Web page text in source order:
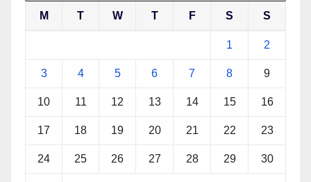
M T W T F S S
1 2
3 4 5 6 7 8 9
10 11 12 13 14 15 16
17 18 19 20 21 22 23
24 25 26 27 28 29 30